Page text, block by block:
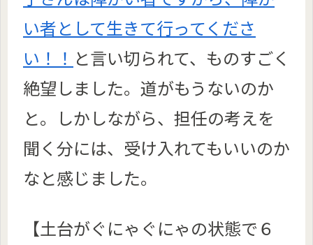
い者として生きて行ってくださ
い！！ と言い切られて、ものすごく
絶望しました。道がもうないのか
と。しかしながら、担任の考えを
聞く分には、受け入れてもいいのか
なと感じました。
【土台がぐにゃぐにゃの状態で６